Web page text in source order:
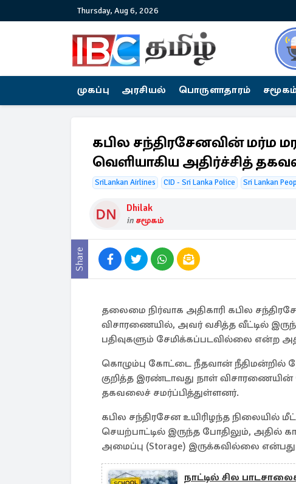
Thursday, Aug 6, 2026
முகப்பு அரசியல் பொருளாதாரம்
கபில சந்திரசேனவின் மர்ம
வெளியாகிய அதிர்ச்சித்
SriLankan Airlines CID - Sri Lanka Police Sri Lankan
Dhilak
in சமூகம்
Share
தலைமை நிர்வாக அதிகாரி கபில
விசாரணையில், அவர் வசித்த வீட்டில் இருந்த
பதிவுகளும் சேமிக்கப்படவில்லை என்ற
கொழும்பு கோட்டை நீதவான் நீதிமன்றில்
குறித்த இரண்டாவது நாள் விசாரணையின்
தகவலைச் சமர்ப்பித்துள்ளனர்.
கபில சந்திரசேன உயிரிழந்த நிலையில்
செயற்பாட்டில் இருந்த போதிலும், அதில்
அமைப்பு (Storage) இருக்கவில்லை
நாட்டில் சில